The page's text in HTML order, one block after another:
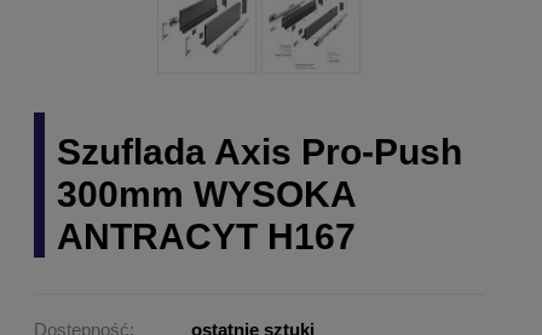
Szuflada Axis Pro-Push
300mm WYSOKA
ANTRACYT H167
Dostępność:
ostatnie sztuki